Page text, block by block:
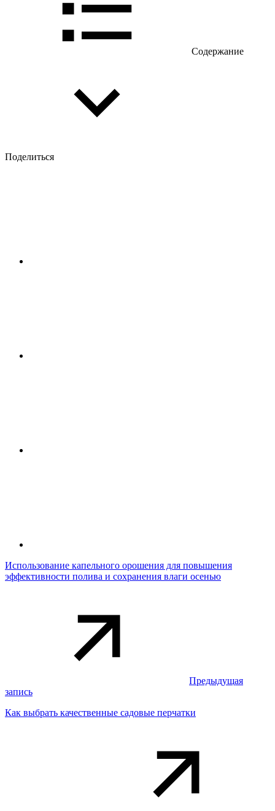
Содержание
Поделиться
Использование капельного орошения для повышения
эффективности полива и сохранения влаги осенью
Предыдущая
запись
Как выбрать качественные садовые перчатки